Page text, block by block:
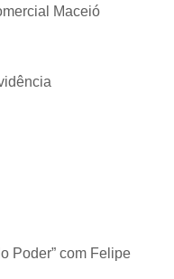
Maceió
Poder” com Felipe